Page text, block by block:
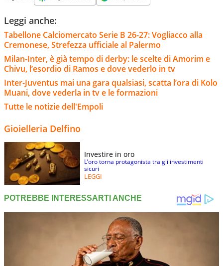
Leggi anche:
Tabellone Calciomercato Serie B 26-27: Vogliacco alla
Cremonese, Strefezza ufficiale al Palermo
Milan-Inter, è già tempo di derby: le scelte di Amorim e
Chivu, l’esordio di Ramos e dove vederlo in tv
Inter-Juventus mai una gara qualsiasi, scatta l’ora di Kolo
Muani, dove vederla in tv e le formazioni
Tutte le notizie dell'Empoli
Gioielleria Delfino
Investire in oro
L’oro torna protagonista tra gli investimenti
sicuri
LEGGI